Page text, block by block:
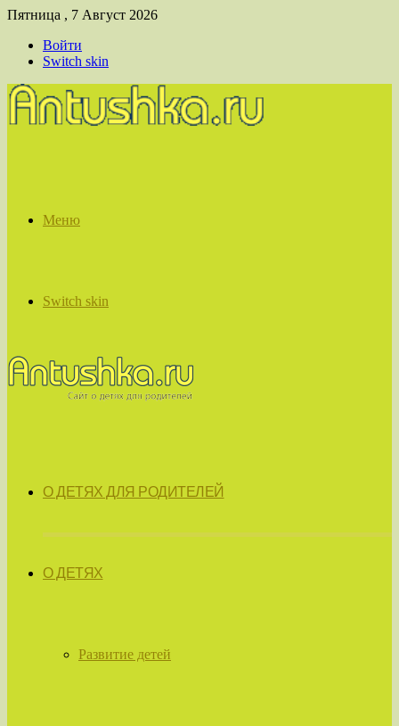
Пятница , 7 Август 2026
Войти
Switch skin
Меню
Switch skin
О ДЕТЯХ ДЛЯ РОДИТЕЛЕЙ
О ДЕТЯХ
Развитие детей